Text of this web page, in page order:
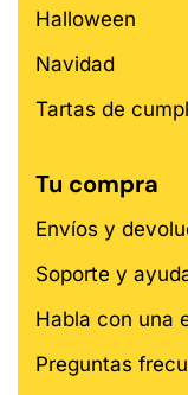
Halloween
Navidad
Tartas de
Tu compra
Envíos y
Soporte y
Habla con una
Preguntas